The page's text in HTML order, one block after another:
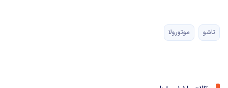
تاشو موتورولا